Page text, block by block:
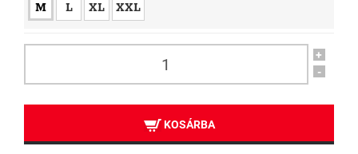
M L XL XXL
+
-
KOSÁRBA